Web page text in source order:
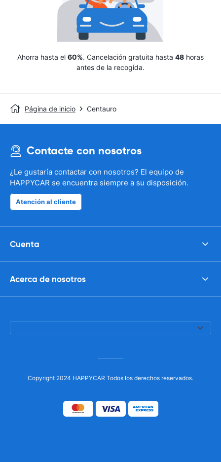
Ahorra hasta el 60%. Cancelación gratuita hasta 48 horas
antes de la recogida.
Página de inicio Centauro
Contacte con nosotros
¿Le gustaría contactar con nosotros? El equipo de
HAPPYCAR se encuentra siempre a su disposición.
Atención al cliente
Cuenta
Acerca de nosotros
Copyright 2024 HAPPYCAR Todos los derechos reservados.